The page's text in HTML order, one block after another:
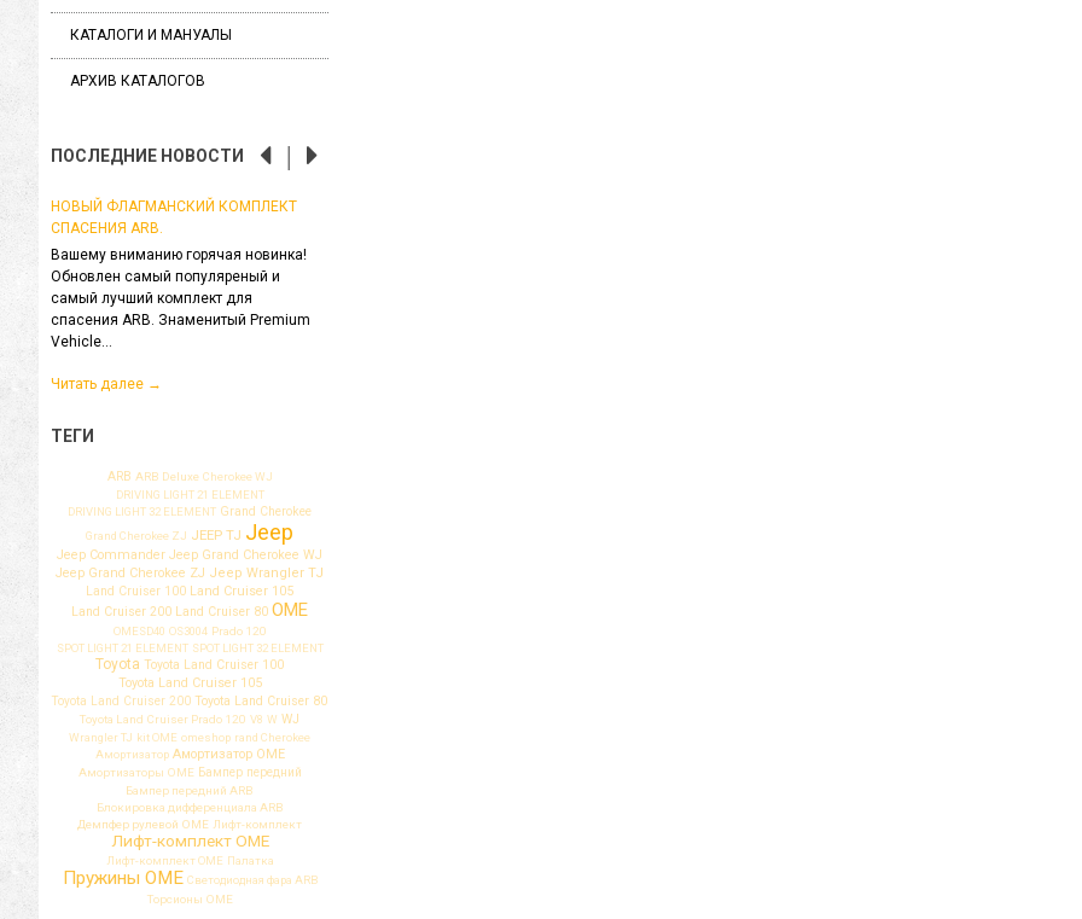
КАТАЛОГИ И МАНУАЛЫ
АРХИВ КАТАЛОГОВ
ПОСЛЕДНИЕ НОВОСТИ
НОВЫЙ ФЛАГМАНСКИЙ КОМПЛЕКТ
СПАСЕНИЯ ARB.
Вашему вниманию горячая новинка!
Обновлен самый популяреный и
самый лучший комплект для
спасения ARB. Знаменитый Premium
Vehicle...
Читать далее →
ТЕГИ
ARB ARB Deluxe Cherokee WJ
DRIVING LIGHT 21 ELEMENT
DRIVING LIGHT 32 ELEMENT Grand Cherokee
Grand Cherokee ZJ JEEP TJ Jeep
Jeep Commander Jeep Grand Cherokee WJ
Jeep Grand Cherokee ZJ Jeep Wrangler TJ
Land Cruiser 100 Land Cruiser 105
Land Cruiser 200 Land Cruiser 80 OME
OMESD40 OS3004 Prado 120
SPOT LIGHT 21 ELEMENT SPOT LIGHT 32 ELEMENT
Toyota Toyota Land Cruiser 100
Toyota Land Cruiser 105
Toyota Land Cruiser 200 Toyota Land Cruiser 80
Toyota Land Cruiser Prado 120 V8 W WJ
Wrangler TJ kit OME omeshop rand Cherokee
Амортизатор Амортизатор OME
Амортизаторы OME Бампер передний
Бампер передний ARB
Блокировка дифференциала ARB
Демпфер рулевой OME Лифт-комплект
Лифт-комплект OME
Лифт-комплект ОМЕ Палатка
Пружины OME Светодиодная фара ARB
Торсионы OME